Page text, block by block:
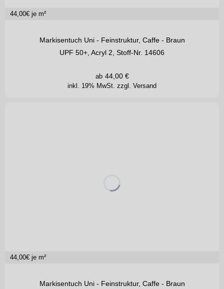
44,00€ je m²
Markisentuch Uni - Feinstruktur, Caffe - Braun
UPF 50+, Acryl 2, Stoff-Nr. 14606
inkl. 19% MwSt. zzgl. Versand
ab 44,00€
44,00€ je m²
Markisentuch Uni - Feinstruktur, Caffe - Braun